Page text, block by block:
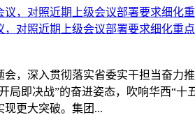
对照近期上级会议部署要求细化重
，深入贯彻落实省委实干担当奋力
局即决战”的奋进姿态，吹响华西“
现更大突破。集团...